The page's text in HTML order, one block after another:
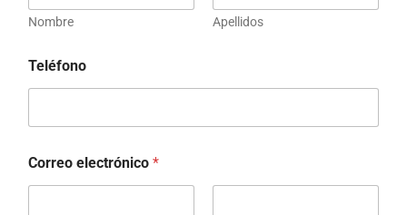
Nombre Apellidos
Teléfono
Correo electrónico *